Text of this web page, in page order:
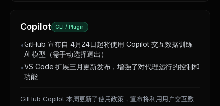
Copilot CLI / Plugin
•GitHub 宣布自 4月24日起将使用 Copilot 交互数据训练
AI 模型（需手动选择退出）
•VS Code 扩展三月更新发布，增强了对代理运行的控制和
功能
GitHub Copilot 本周更新了使用政策，宣布将利用用户交互数